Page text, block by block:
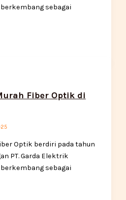
sebagai
Fiber Optik di
Optik berdiri pada tahun
PT. Garda Elektrik
sebagai